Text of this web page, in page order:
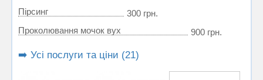
Пірсинг
300 грн.
Проколювання мочок вух
900 грн.
➡️ Усі послуги та ціни (21)